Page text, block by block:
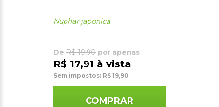
Nuphar japonica
De R$ 19,90 por apenas
R$ 17,91 à vista
Sem impostos: R$ 19,90
COMPRAR